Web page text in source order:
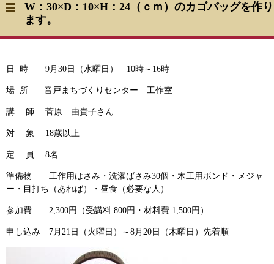
W：30×D：10×H：24（ｃｍ）のカゴバッグを作り
ます。
日 時 9月30日（水曜日） 10時～16時
場 所 音戸まちづくりセンター 工作室
講 師 菅原 由貴子さん
対 象 18歳以上
定 員 8名
準備物 工作用はさみ・洗濯ばさみ30個・木工用ボンド・メジャ
ー・目打ち（あれば）・昼食（必要な人）
参加費 2,300円（受講料 800円・材料費 1,500円）
申し込み 7月21日（火曜日）～8月20日（木曜日）先着順